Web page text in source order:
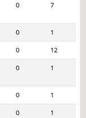
0 7
0
1
0
12
0 1
0
1
0
1